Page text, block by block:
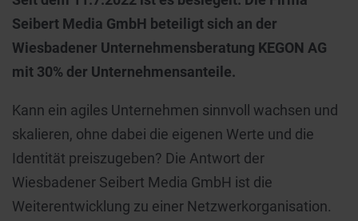
Seibert Media GmbH beteiligt sich an der
Wiesbadener Unternehmensberatung KEGON AG
mit 30% der Unternehmensanteile.
Kann ein agiles Unternehmen sinnvoll wachsen und
skalieren, ohne dabei die eigenen Werte und die
Identität preiszugeben? Die Antwort der
Wiesbadener Seibert Media GmbH ist die
Weiterentwicklung zu einer Netzwerkorganisation.